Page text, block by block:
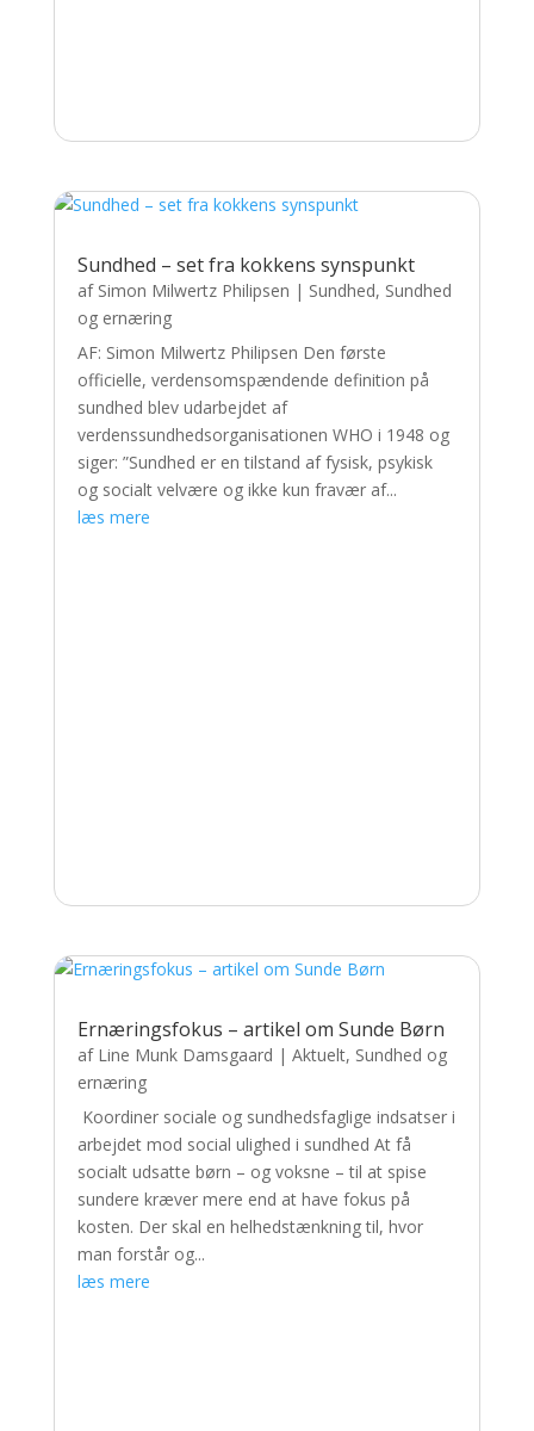
Sundhed – set fra kokkens synspunkt
af Simon Milwertz Philipsen | Sundhed, Sundhed
og ernæring
AF: Simon Milwertz Philipsen Den første
officielle, verdensomspændende definition på
sundhed blev udarbejdet af
verdenssundhedsorganisationen WHO i 1948 og
siger: ”Sundhed er en tilstand af fysisk, psykisk
og socialt velvære og ikke kun fravær af...
læs mere
Ernæringsfokus – artikel om Sunde Børn
af Line Munk Damsgaard | Aktuelt, Sundhed og
ernæring
Koordiner sociale og sundhedsfaglige indsatser i
arbejdet mod social ulighed i sundhed At få
socialt udsatte børn – og voksne – til at spise
sundere kræver mere end at have fokus på
kosten. Der skal en helhedstænkning til, hvor
man forstår og...
læs mere